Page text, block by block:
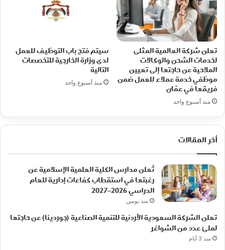
تعلن شركة العالمية المثلى
لخدمات الشحن والوكالات
الملاحية عن حاجتها إلى تعيين
موظفي خدمة عملاء للعمل ضمن
فريقها في عمّان
منذ أسبوع واحد
سيتم فتح باب التوظيف للعمل
لدى وزارة الخارجية للتخصصات
التالية
منذ أسبوع واحد
أخر المقالات
تُعلن مدارس الكلية العلمية الإسلامية عن
رغبتها في استقطاب كفاءات إدارية للعام
الدراسي 2026–2027
منذ يومين
تعلن الشركة السعودية الأردنية للتنمية الصناعية (جوردينا) عن حاجتها
لملئ عدد من الشواغر
منذ 3 أيام